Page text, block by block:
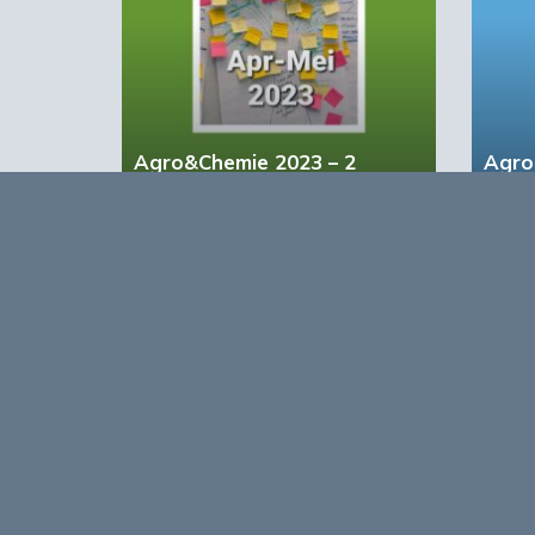
Agro&Chemie 2023 – 2